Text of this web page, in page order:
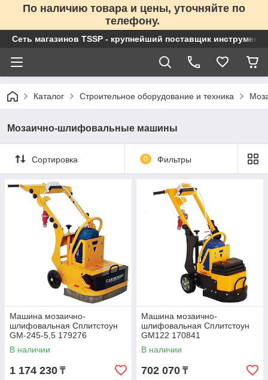
По наличию товара и цены, уточняйте по
телефону.
Сеть магазинов TSSP - крупнейший поставщик
Каталог Строительное оборудование и техника
Мозаично-шлифовальные машины
Сортировка 0 Фильтры
Машина мозаично-
шлифовальная Сплитстоун
GM-245-5,5 179276
В наличии
1 174 230 ₸
Машина мозаично-
шлифовальная Сплитстоун
GM122 170841
В наличии
702 070 ₸